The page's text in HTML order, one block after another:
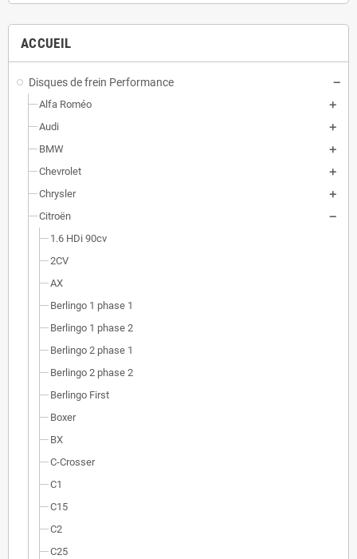
ACCUEIL
Disques de frein Performance
Alfa Roméo
Audi
BMW
Chevrolet
Chrysler
Citroën
1.6 HDi 90cv
2CV
AX
Berlingo 1 phase 1
Berlingo 1 phase 2
Berlingo 2 phase 1
Berlingo 2 phase 2
Berlingo First
Boxer
BX
C-Crosser
C1
C15
C2
C25